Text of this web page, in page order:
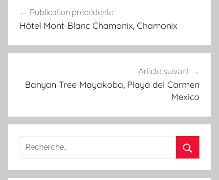
de
Publication précédente
Hôtel Mont-Blanc Chamonix, Chamonix
Article suivant
Banyan Tree Mayakoba, Playa del Carmen
Mexico
Recherche
: